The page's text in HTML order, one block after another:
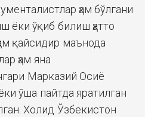
ҳам бўлгани
ёки ўқиб билиш ҳатто
қайсидир маънода
ҳам яна
Марказий Осиё
ўша пайтда яратилган
Холид Ўзбекистон